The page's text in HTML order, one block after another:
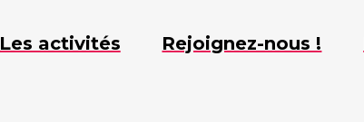
Les activités Rejoignez-nous !